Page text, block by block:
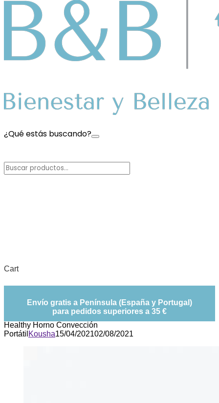
¿Qué estás buscando?
Cart
Envío gratis a Península (España y Portugal)
para pedidos superiores a 35 €
Healthy Horno Convección
Portátil Kousha15/04/202102/08/2021